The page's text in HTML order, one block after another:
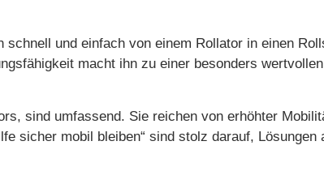
und einfach von einem Rollator in einen
macht ihn zu einer besonders wertvollen
sind umfassend. Sie reichen von erhöhter
sicher mobil bleiben“ sind stolz darauf, Lösungen